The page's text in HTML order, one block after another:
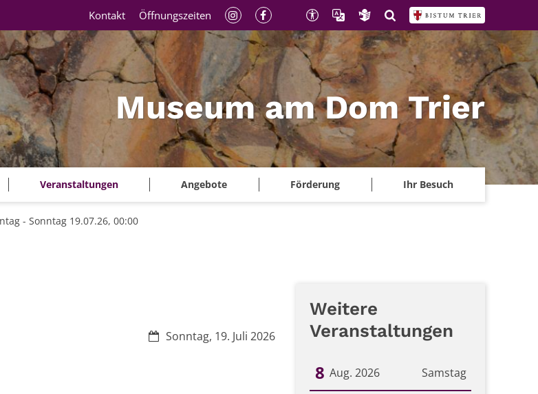
Museum am Dom Trier
Veranstaltungen Angebote Förderung Ihr Besuch
Kontakt Öffnungszeiten
- Sonntag 19.07.26, 00:00
Datum:Sonntag, 19. Juli 2026
Weitere
Veranstaltungen
Samstag
8 Aug. 2026